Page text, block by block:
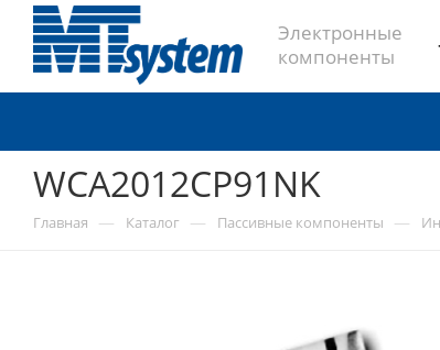
Электронные
компоненты
WCA2012CP91NK
Главная — Каталог — Пассивные компоненты —